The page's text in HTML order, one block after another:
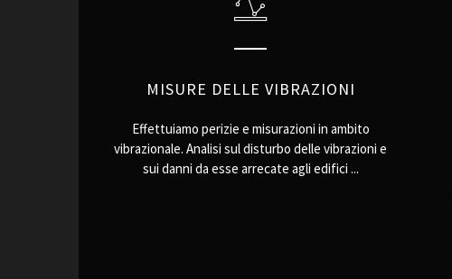
MISURE DELLE VIBRAZIONI
Effettuiamo perizie e misurazioni in ambito
vibrazionale. Analisi sul disturbo delle vibrazioni e
sui danni da esse arrecate agli edifici ...